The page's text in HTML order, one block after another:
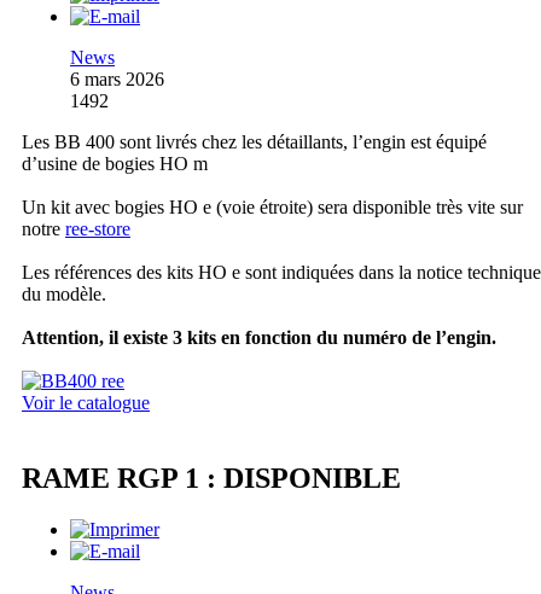
News
6 mars 2026
1492
Les BB 400 sont livrés chez les détaillants, l’engin est équipé
d’usine de bogies HO m
Un kit avec bogies HO e (voie étroite) sera disponible très vite sur
notre ree-store
Les références des kits HO e sont indiquées dans la notice technique
du modèle.
Attention, il existe 3 kits en fonction du numéro de l’engin.
Voir le catalogue
RAME RGP 1 : DISPONIBLE